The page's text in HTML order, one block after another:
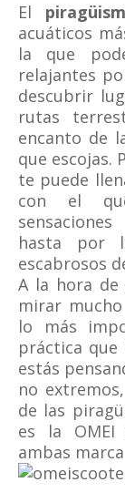
El
acuáticos
la que
relajantes
descubrir
rutas
encanto de
que escojas.
te puede
con el
hasta por
escabrosos
A la hora de
mirar
lo más
práctica
estás
no
de las
es la OMEI
ambas